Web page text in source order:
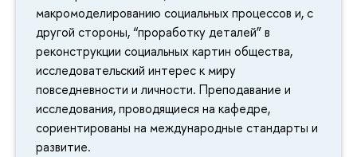
макромоделированию социальных процессов и, с
другой стороны, “проработку деталей” в
реконструкции социальных картин общества,
исследовательский интерес к миру
повседневности и личности. Преподавание и
исследования, проводящиеся на кафедре,
сориентированы на международные стандарты и
развитие.